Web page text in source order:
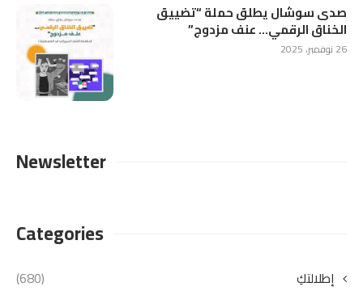
صدى سوشال يطلق حملة “تضييق
الخناق الرقمي… عنف مزدوج”
26 نوفمبر، 2025
Newsletter
Categories
إطلالتكِ
(680)